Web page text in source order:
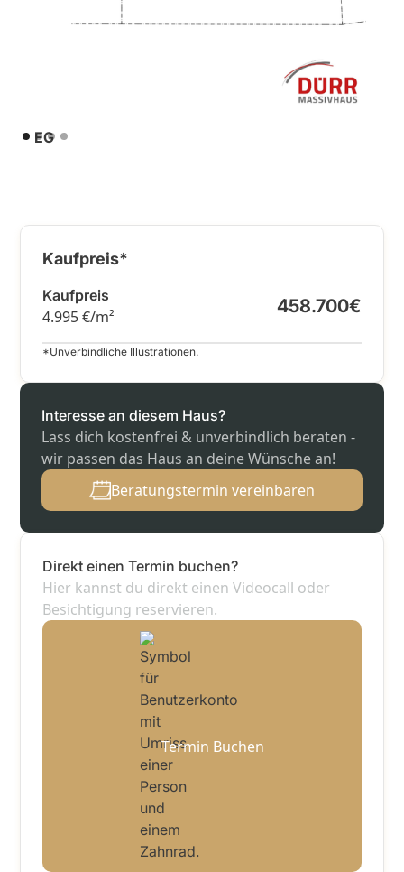
EG
Kaufpreis*
Kaufpreis
4.995 €/m² 458.700€
*Unverbindliche Illustrationen.
Interesse an diesem Haus?
Lass dich kostenfrei & unverbindlich beraten -
wir passen das Haus an deine Wünsche an!
Beratungstermin vereinbaren
Direkt einen Termin buchen?
Hier kannst du direkt einen Videocall oder
Besichtigung reservieren.
Termin Buchen